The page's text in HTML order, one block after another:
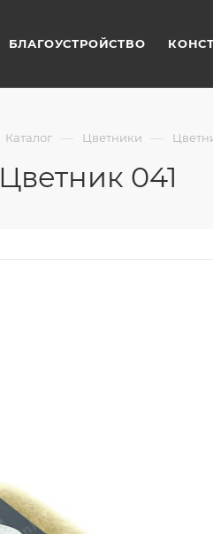
БЛАГОУСТРОЙСТВО
Каталог — Цветники —
Цветник 041